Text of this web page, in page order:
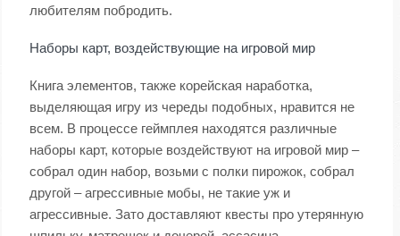
любителям побродить.
Наборы карт, воздействующие на игровой мир
Книга элементов, также корейская наработка,
выделяющая игру из череды подобных, нравится не
всем. В процессе геймплея находятся различные
наборы карт, которые воздействуют на игровой мир –
собрал один набор, возьми с полки пирожок, собрал
другой – агрессивные мобы, не такие уж и
агрессивные. Зато доставляют квесты про утерянную